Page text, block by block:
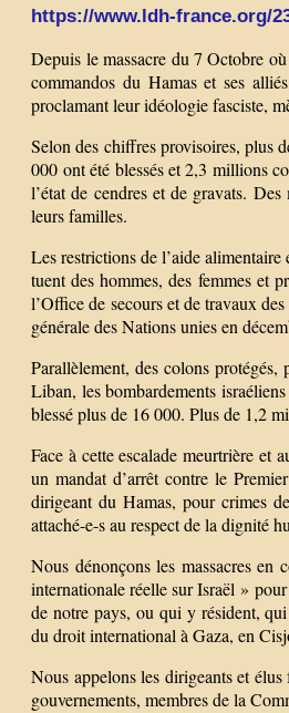
https://www.ldh-france.org/
Depuis le massacre du 7 Octobre
commandos du Hamas et ses
proclamant leur idéologie fasciste,
Selon des chiffres provisoires, plus
000 ont été blessés et 2,3 millions
l’état de cendres et de gravats.
leurs familles.
Les restrictions de l’aide
tuent des hommes, des femmes et
l’Office de secours et de travaux
générale des Nations unies en
Parallèlement, des colons
Liban, les bombardements
blessé plus de 16 000. Plus de 1,2
Face à cette escalade meurtrière
un mandat d’arrêt contre le
dirigeant du Hamas, pour crimes
attaché-e-s au respect de la dignité
Nous dénonçons les massacres en
internationale réelle sur Israël »
de notre pays, ou qui y résident,
du droit international à Gaza, en
Nous appelons les dirigeants et
gouvernements, membres de la